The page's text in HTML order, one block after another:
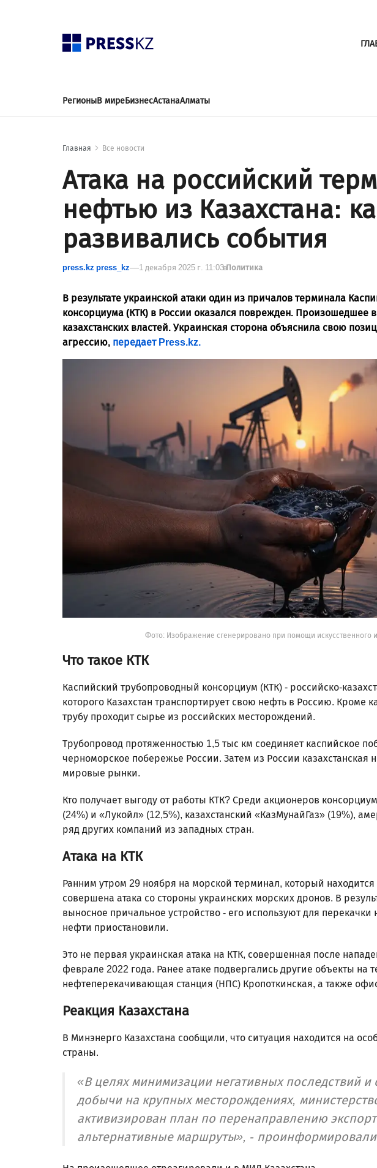
РегионыВ миреБизнесАстанаАлматы
Главная Все новости
Атака на российский
нефтью из Казахстана:
развивались события
press.kz press_kz 1 декабря 2025 г. 11:03вПолитика
В результате украинской атаки один из причалов терминала
консорциума (КТК) в России оказался поврежден. Произошедшее
казахстанских властей. Украинская сторона объяснила свою
агрессию, передает Press.kz.
Фото: Изображение сгенерировано при помощи искусственного
Что такое КТК
Каспийский трубопроводный консорциум (КТК) - российско-
которого Казахстан транспортирует свою нефть в Россию. Кроме
трубу проходит сырье из российских месторождений.
Трубопровод протяженностью 1,5 тыс км соединяет каспийское
черноморское побережье России. Затем из России казахстанская
мировые рынки.
Кто получает выгоду от работы КТК? Среди акционеров
(24%) и «Лукойл» (12,5%), казахстанский «КазМунайГаз» (19%),
ряд других компаний из западных стран.
Атака на КТК
Ранним утром 29 ноября на морской терминал, который
совершена атака со стороны украинских морских дронов. В
выносное причальное устройство - его используют для перекачки
нефти приостановили.
Это не первая украинская атака на КТК, совершенная после
феврале 2022 года. Ранее атаке подвергались другие объекты на
нефтеперекачивающая станция (НПС) Кропоткинская, а также
Реакция Казахстана
В Минэнерго Казахстана сообщили, что ситуация находится на
страны.
«В целях минимизации негативных последствий и
добычи на крупных месторождениях,
активизирован план по перенаправлению
альтернативные маршруты», - проинформировали